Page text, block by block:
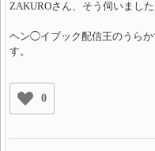
ZAKUROさん、そう伺いま
ヘン◯イブック配信王のうらか
す。
0